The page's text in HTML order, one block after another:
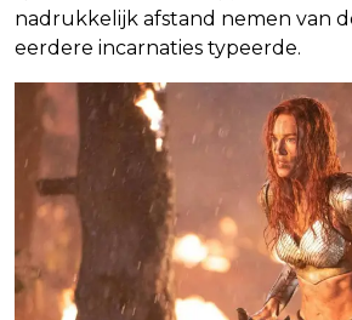
nadrukkelijk afstand nemen van
eerdere incarnaties typeerde.